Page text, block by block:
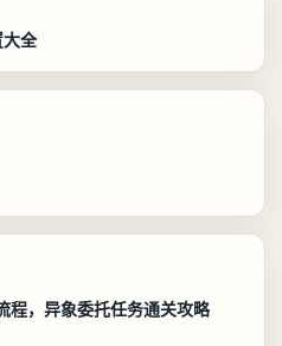
大全
程，异象委托任务通关攻略